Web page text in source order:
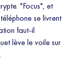
"Focus", et
se livrent
faut-il
lève le voile sur